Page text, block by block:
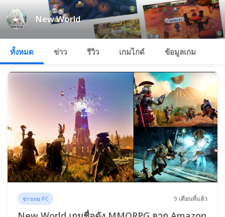
New World
ทั้งหมด ข่าว รีวิว เกมไกด์ ข้อมูลเกม
ข่าวเกม PC 9 เดือนที่แล้ว